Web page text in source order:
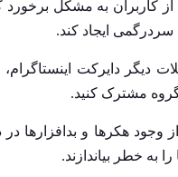
کاربران به مشکل برخورد
ایجاد کند.
دیگر دایرکت
مشترک کنید.
وجود هکرها و بدافزارها
خطر بیاندازند.